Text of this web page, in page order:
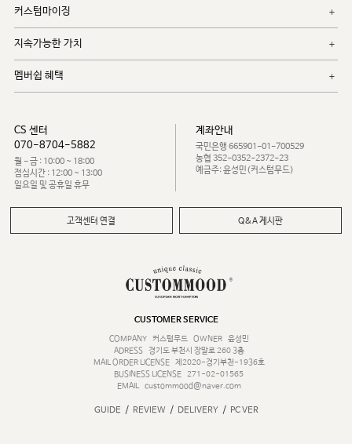
커스텀마이징
지속가능한 가치
멤버쉽 혜택
CS 센터
070-8704-5882
월 - 금 : 10:00 ~ 18:00
점심시간 : 12:00 ~ 13:00
일요일 및 공휴일 휴무
계좌안내
국민은행 665901-01-700529
농협 352-0352-2372-23
예금주: 윤성민(커스텀무드)
고객센터 연결 Q&A 게시판
CUSTOMER SERVICE
COMPANY
커스텀무드 OWNER
윤성민
ADRESS
경기도 부천시 장말로 260 3층
MAIL ORDER LICENSE
제2020-경기부천-1936호
BUSINESS LICENSE 271-02-01565
EMAIL
custommood@naver.com
GUIDE / REVIEW / DELIVERY / PC VER